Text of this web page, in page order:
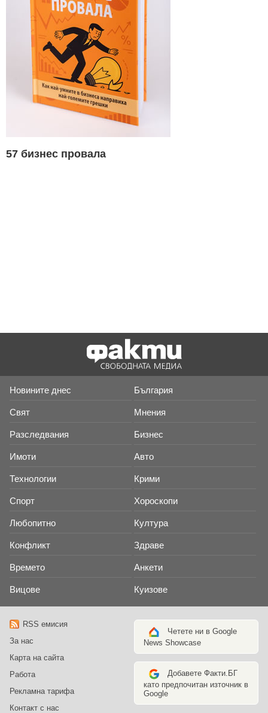
57 бизнес провала
Новините днес България
Свят Мнения
Разследвания Бизнес
Имоти Авто
Технологии Крими
Спорт Хороскопи
Любопитно Култура
Конфликт Здраве
Времето Анкети
Вицове Куизове
RSS емисия
За нас
Карта на сайта
Работа
Рекламна тарифа
Контакт с нас
Четете ни в Google
News Showcase
Добавете Факти.БГ
като предпочитан източник в
Google